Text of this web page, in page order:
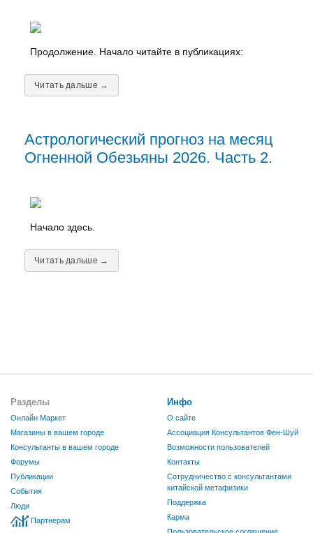
Продолжение. Начало читайте в публикациях:
Читать дальше →
Астрологический прогноз на месяц
Огненной Обезьяны 2026. Часть 2.
Начало здесь.
Читать дальше →
Разделы
Онлайн Маркет
Магазины в вашем городе
Консультанты в вашем городе
Форумы
Публикации
События
Люди
Партнерам
Инфо
О сайте
Ассоциация Консультантов Фен-Шуй
Возможности пользователей
Контакты
Сотрудничество с консультантами
китайской метафизики
Поддержка
Карма
Пользовательское соглашение